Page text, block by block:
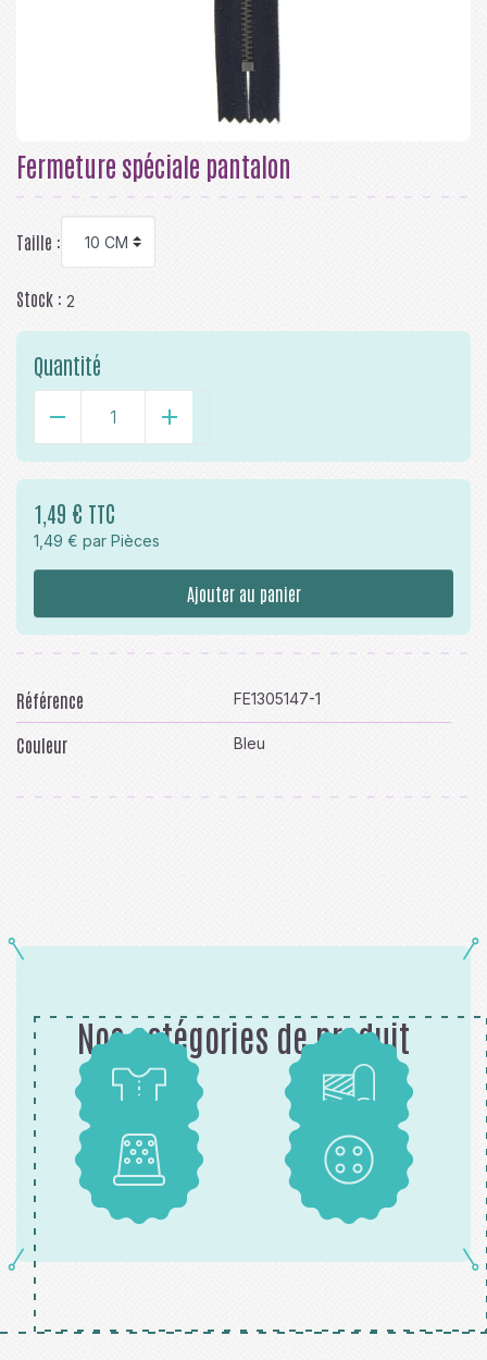
Fermeture spéciale pantalon
Taille :
Stock : 2
Quantité
- +
1,49 € TTC
1,49 € par Pièces
Ajouter au panier
Référence FE1305147-1
Couleur Bleu
Nos catégories de produit
Patrons Tissus
Mercerie Boutons